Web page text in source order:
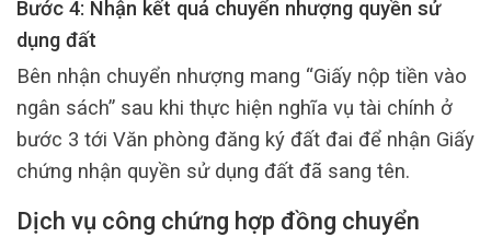
Bước 4: Nhận kết quả chuyển nhượng quyền sử
dụng đất
Bên nhận chuyển nhượng mang “Giấy nộp tiền vào
ngân sách” sau khi thực hiện nghĩa vụ tài chính ở
bước 3 tới Văn phòng đăng ký đất đai để nhận Giấy
chứng nhận quyền sử dụng đất đã sang tên.
Dịch vụ công chứng hợp đồng chuyển